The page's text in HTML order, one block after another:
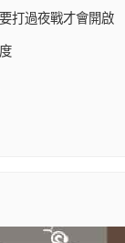
打過夜戰才會開啟